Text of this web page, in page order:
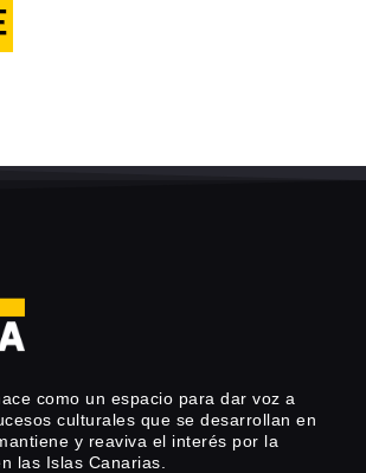
como un espacio para dar voz a
culturales que se desarrollan en
y reaviva el interés por la
las Islas Canarias.